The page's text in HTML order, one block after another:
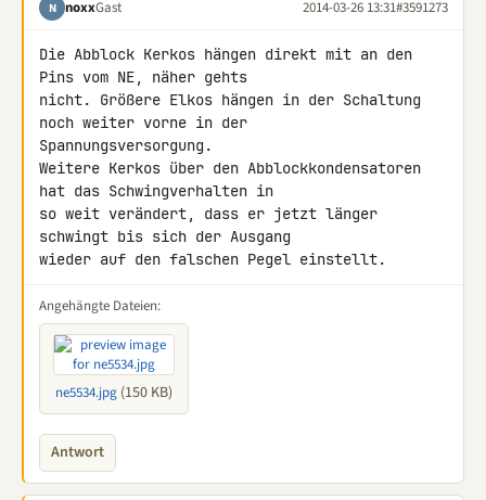
N noxxGast 2014-03-26 13:31#3591273
Die Abblock Kerkos hängen direkt mit an den
Pins vom NE, näher gehts
nicht. Größere Elkos hängen in der Schaltung
noch weiter vorne in der
Spannungsversorgung.
Weitere Kerkos über den Abblockkondensatoren
hat das Schwingverhalten in
so weit verändert, dass er jetzt länger
schwingt bis sich der Ausgang
wieder auf den falschen Pegel einstellt.
Angehängte Dateien:
ne5534.jpg (150 KB)
Antwort